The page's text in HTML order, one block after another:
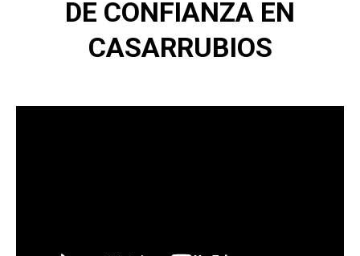
DE CONFIANZA EN
CASARRUBIOS